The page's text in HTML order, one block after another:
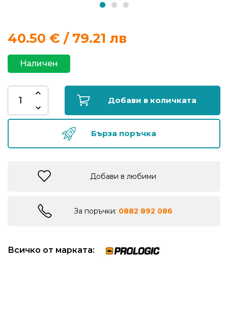
риболов
Куки
за
риболов
Къмпинг
40.50 € / 79.21 лв
Наличен
Добави в количката
Бърза поръчка
Добави в любими
За поръчки: 0882 892 086
Всичко от марката: